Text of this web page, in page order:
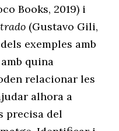
Books, 2019) i
(Gustavo Gili,
exemples amb
quina
relacionar les
alhora a
precisa del